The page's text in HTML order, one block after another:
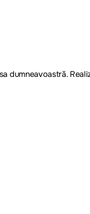
dumneavoastră.